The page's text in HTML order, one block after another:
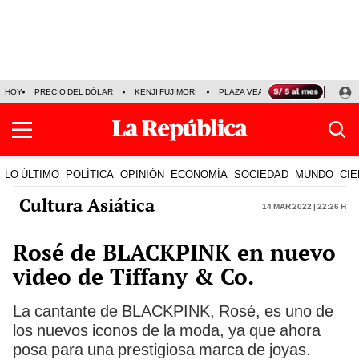
HOY PRECIO DEL DÓLAR KENJI FUJIMORI PLAZA VEA FERIADOS
LO ÚLTIMO POLÍTICA OPINIÓN ECONOMÍA SOCIEDAD MUNDO
Cultura Asiática 14 Mar 2022 | 22:26 h
Rosé de BLACKPINK en nuevo
video de Tiffany & Co.
La cantante de BLACKPINK, Rosé, es uno de
los nuevos iconos de la moda, ya que ahora
posa para una prestigiosa marca de joyas.